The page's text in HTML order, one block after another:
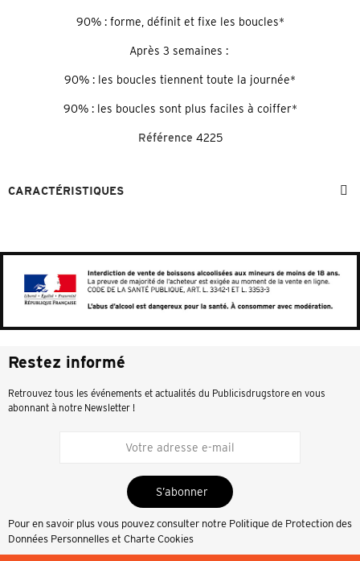
90% : forme, définit et fixe les boucles*
Après 3 semaines :
90% : les boucles tiennent toute la journée*
90% : les boucles sont plus faciles à coiffer*
Référence 4225
CARACTÉRISTIQUES
Restez informé
Retrouvez tous les événements et actualités du Publicisdrugstore en vous
abonnant à notre Newsletter !
S’abonner
Pour en savoir plus vous pouvez consulter notre Politique de Protection des
Données Personnelles et Charte Cookies